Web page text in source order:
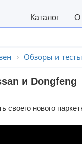
Каталог О
Обзоры и тесты
и Dongfeng
своего нового